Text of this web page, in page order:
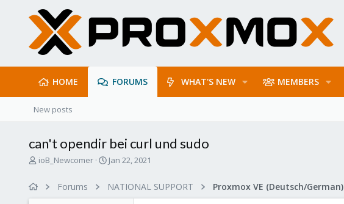
HOME FORUMS WHAT'S NEW MEMBERS
New posts
can't opendir bei curl und sudo
T
ioB_Newcomer
S
a
r
Jan 22, 2021
Forums NATIONAL SUPPORT Proxmox VE (Deutsch/German)